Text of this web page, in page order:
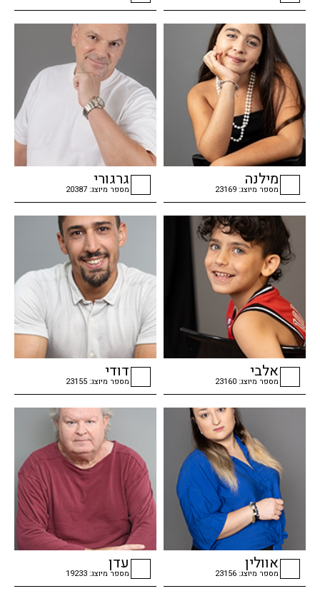
checkbox
checkbox
checkbox
מילנה
מספר מיוצג: 23169
checkbox
גרגורי
מספר מיוצג: 20387
checkbox
אלבי
מספר מיוצג: 23160
checkbox
דודי
מספר מיוצג: 23155
אוולין
מספר מיוצג: 23156
עדן
מספר מיוצג: 19233